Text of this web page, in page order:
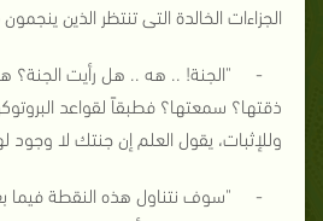
الجزاءات الخالدة التى تنتظر الذين
- "الجنة! .. هه .. هل رأيت الجنة؟
ذقتها؟ سمعتها؟ فطبقاً لقواعد
وللإثبات، يقول العلم إن جنتك لا وجود
- "سوف نتناول هذه النقطة فيما